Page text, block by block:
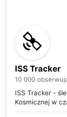
ISS Tracker
10 000
ISS Tracker -
Kosmicznej w